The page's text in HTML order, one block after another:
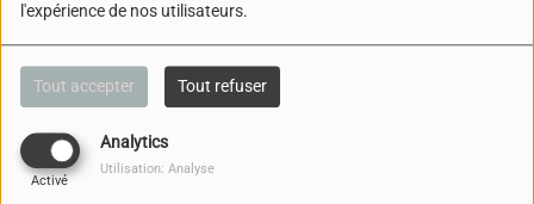
l'expérience de nos utilisateurs.
Tout accepter Tout refuser
Analytics
Activé
Utilisation: Analyse
Oups, vous avez
rencontré une erreur.
Il semble que la page que vous recherchez n’existe